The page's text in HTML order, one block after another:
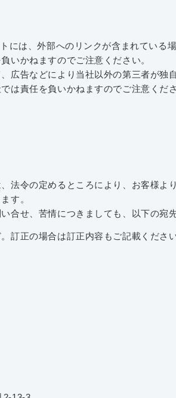
は、外部へのリンクが含まれている
いかねますのでご注意ください。
広告などにより当社以外の第三者が独
は責任を負いかねますのでご注意くださ
法令の定めるところにより、お客様よ
す。
せ、苦情につきましても、以下の宛
訂正の場合は訂正内容もご記載ください